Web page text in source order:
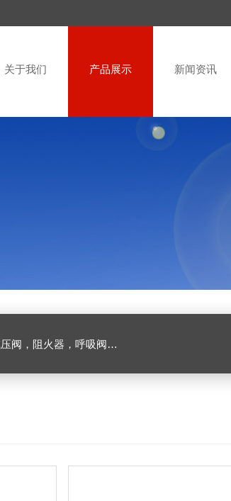
关于我们 产品展示 新闻资讯
火器，呼吸阀，排气阀